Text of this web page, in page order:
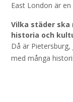
East London är
Vilka städer
historia och
Då är
med många